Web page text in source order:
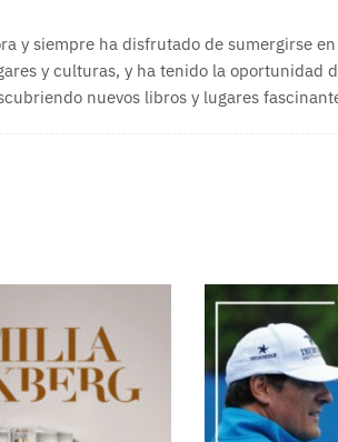
y siempre ha disfrutado de sumergirse
y culturas, y ha tenido la oportunidad
nuevos libros y lugares